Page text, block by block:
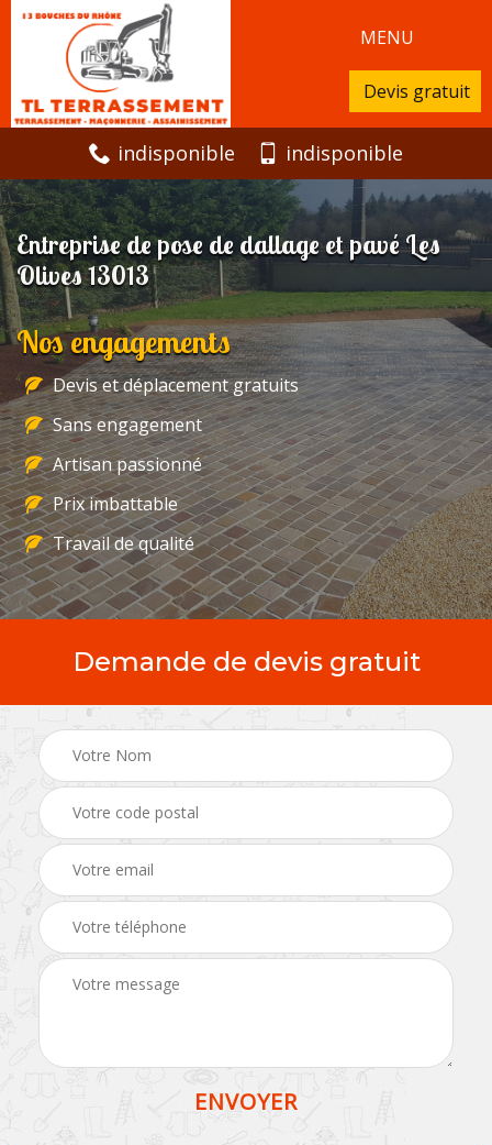
MENU
Devis gratuit
indisponible indisponible
Entreprise de pose de dallage et pavé Les
Olives 13013
Nos engagements
Devis et déplacement gratuits
Sans engagement
Artisan passionné
Prix imbattable
Travail de qualité
Demande de devis gratuit